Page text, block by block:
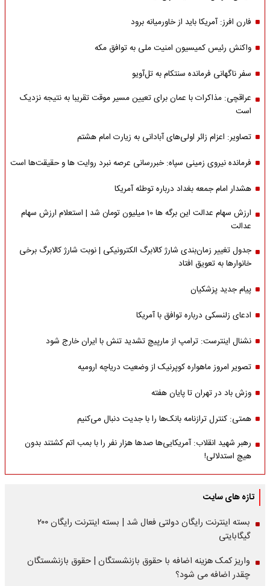
فارن افرز: آمریکا باید از خاورمیانه برود
واکنش رئیس کمیسیون امنیت ملی به توافق مکه
سفر ناگهانی فرمانده سنتکام به تل‌آویو
عراقچی: مذاکرات با عمان برای تعیین مسیر موقت تقریبا به نتیجه نزدیک
است
تصاویر: اعزام زائر اولی‌های آبادانی به زیارت امام هشتم
فرمانده نیروی زمینی سپاه: خبررسانی عرصه نبرد روایت ها و حقیقت‌ها است
هشدار امام جمعه بغداد درباره توطئه آمریکا
ارزش سهام عدالت این برگه ها 10 میلیون تومان شد | استعلام ارزش سهام
عدالت
جدول تغییر زمان‌بندی شارژ کالابرگ الکترونیکی | نوبت شارژ کالابرگ برخی
خانوارها به تعویق افتاد
پیام جدید پزشکیان
ادعای زلنسکی درباره توافق با آمریکا
نشنال اینترست: ترامپ از مارپیچ تشدید تنش با ایران خارج شود
تصویر امروز ماهواره کوپرنیک از وضعیت دریاچه ارومیه
وزش باد در تهران تا پایان هفته
همتی: کنترل ترازنامه بانک‌ها را با جدیت دنبال می‌کنیم
رهبر شهید انقلاب: آمریکایی‌ها صدها هزار نفر را با بمب اتم کشتند بدون
هیچ استدلالی!
تازه های سایت
بسته اینترنت رایگان دولتی فعال شد | بسته اینترنت رایگان ۲۰۰
گیگابایتی
واریز کمک هزینه اضافه با حقوق بازنشستگان | حقوق بازنشستگان
چقدر اضافه می شود؟